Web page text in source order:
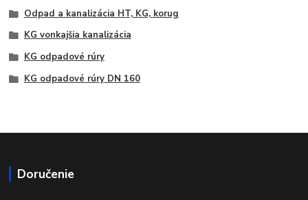
Odpad a kanalizácia HT, KG, korug
KG vonkajšia kanalizácia
KG odpadové rúry
KG odpadové rúry DN 160
Doručenie